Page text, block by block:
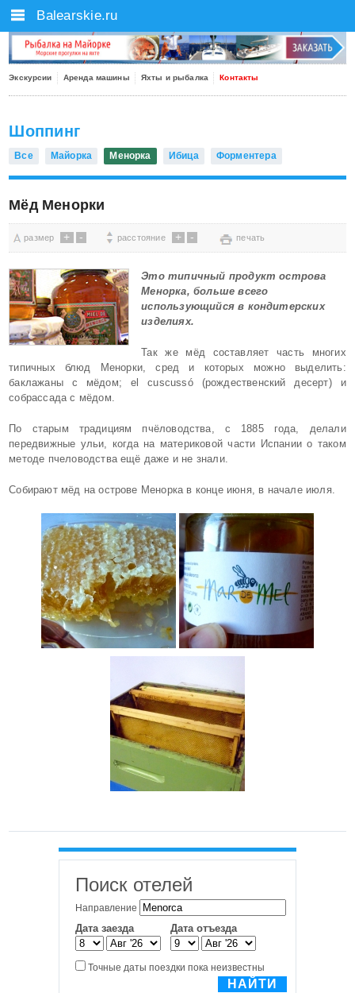
Экскурсии Аренда машины Яхты и рыбалка Контакты
Шоппинг
Все Майорка Менорка Ибица Форментера
Мёд Менорки
размер + - расстояние + - печать
Это типичный продукт острова
Менорка, больше всего
использующийся в кондитерских
изделиях.
Так же мёд составляет часть многих
типичных блюд Менорки, сред и которых можно выделить:
баклажаны с мёдом; el cuscussó (рождественский десерт) и
собрассада с мёдом.
По старым традициям пчёловодства, с 1885 года, делали
передвижные ульи, когда на материковой части Испании о таком
методе пчеловодства ещё даже и не знали.
Собирают мёд на острове Менорка в конце июня, в начале июля.
Balearskie.ru